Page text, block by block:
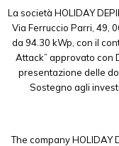
La società HOLIDAY
Via Ferruccio Parri, 49,
da 94.30 kWp, con il
Attack” approvato con
presentazione delle
Sostegno agli
The company HOLIDAY